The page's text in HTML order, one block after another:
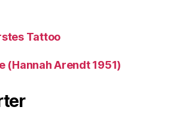
Tattoo
(Hannah Arendt 1951)